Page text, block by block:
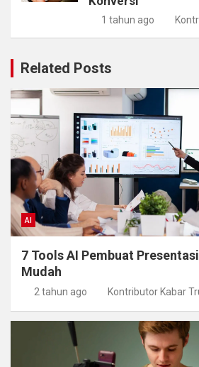
1 tahun ago
Related Posts
AI
7 Tools AI Pembuat
Mudah
2 tahun ago Kontributor Kabar